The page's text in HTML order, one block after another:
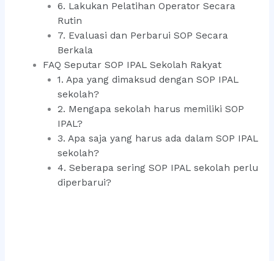
6. Lakukan Pelatihan Operator Secara
Rutin
7. Evaluasi dan Perbarui SOP Secara
Berkala
FAQ Seputar SOP IPAL Sekolah Rakyat
1. Apa yang dimaksud dengan SOP IPAL
sekolah?
2. Mengapa sekolah harus memiliki SOP
IPAL?
3. Apa saja yang harus ada dalam SOP IPAL
sekolah?
4. Seberapa sering SOP IPAL sekolah perlu
diperbarui?